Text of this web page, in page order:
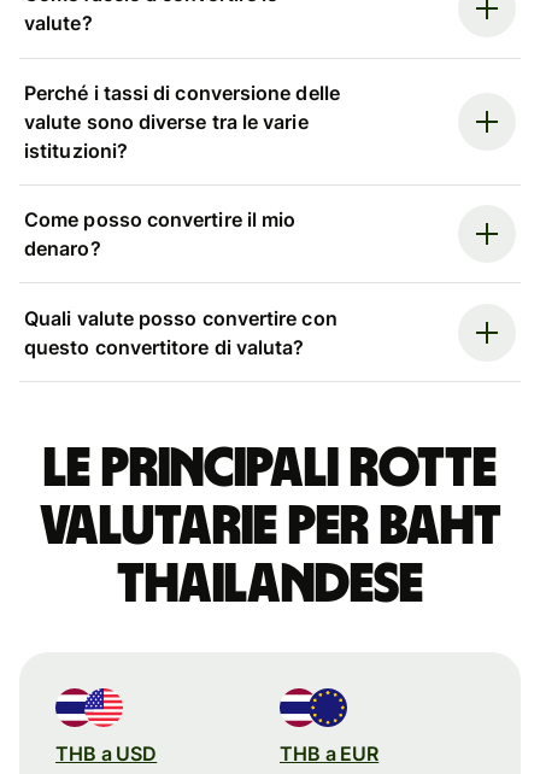
valute?
Perché i tassi di conversione delle
valute sono diverse tra le varie
istituzioni?
Come posso convertire il mio
denaro?
Quali valute posso convertire con
questo convertitore di valuta?
Le principali rotte
valutarie per baht
thailandese
THB a USD THB a EUR